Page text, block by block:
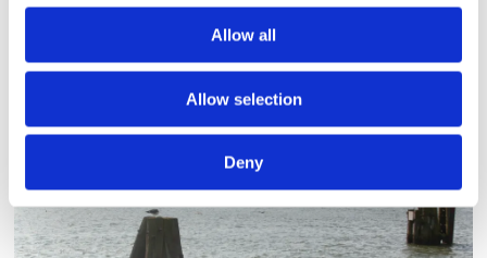
Allow all
Allow selection
Deny
PASSAGERARSJÖFART
Positiv trend för Stena Line